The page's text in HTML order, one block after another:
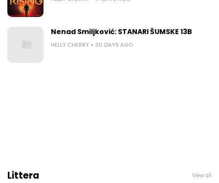
Nenad Smiljković: STANARI ŠUMSKE 13B
HELLY CHERRY 30 DAYS AGO
Littera View all